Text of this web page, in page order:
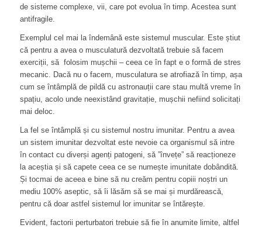
de sisteme complexe, vii, care pot evolua în timp. Acestea sunt
antifragile.
Exemplul cel mai la îndemână este sistemul muscular. Este știut
că pentru a avea o musculatură dezvoltată trebuie să facem
exerciții, să folosim mușchii – ceea ce în fapt e o formă de stres
mecanic. Dacă nu o facem, musculatura se atrofiază în timp, așa
cum se întâmplă de pildă cu astronauții care stau multă vreme în
spațiu, acolo unde neexistând gravitație, mușchii nefiind solicitați
mai deloc.
La fel se întâmplă și cu sistemul nostru imunitar. Pentru a avea
un sistem imunitar dezvoltat este nevoie ca organismul să intre
în contact cu diverși agenți patogeni, să ”învețe” să reacționeze
la aceștia și să capete ceea ce se numește imunitate dobândită.
Și tocmai de aceea e bine să nu creăm pentru copiii noștri un
mediu 100% aseptic, să îi lăsăm să se mai și murdărească,
pentru că doar astfel sistemul lor imunitar se întărește.
Evident, factorii perturbatori trebuie să fie în anumite limite, altfel